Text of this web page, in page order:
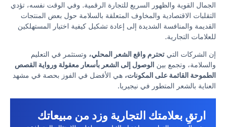
الجمال القوية والظهور السريع للتجارة الرقمية. وفي الوقت نفسه، تؤدي
التقلبات الاقتصادية والمخاوف المتعلقة بالسلامة حول بعض المنتجات
القديمة والمنافسة الشديدة إلى إعادة تشكيل كيفية اختيار المستهلكين
للعلامات التجارية.
إن الشركات التي تحترم واقع الشعر المحلي، وتستثمر في التعليم
والسلامة، وتجمع بين الوصول إلى الشعر بأسعار معقولة ورواية القصص
الطموحة القائمة على المكونات، هي الأفضل في الفوز بحصة في مشهد
العناية بالشعر المتطور في نيجيريا.
ارتقِ بعلامتك التجارية وزد من مبيعاتك